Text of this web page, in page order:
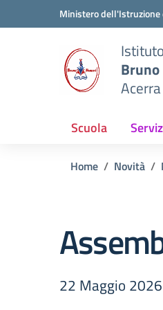
Vai ai contenuti
Vai al menu di navigazione
Ministero dell'Istruzione
Scuola
Home Novità
22 Maggio 2026